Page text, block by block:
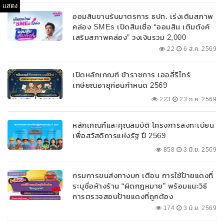
แสดง
ออมสินขานรับมาตรการ ธปท. เร่งเติมสภาพ
คล่อง SMEs เปิดสินเชื่อ “ออมสิน เติมตังค์
เสริมสภาพคล่อง” วงเงินรวม 2,000
ลบ.สนับสนุนเงินทุนหมุนเวียนวงเงินกู้สูงสุด
22 6 ส.ค. 2569
เปิดหลักเกณฑ์ ข้าราชการ เออลี่รีไทร์
เกษียณอายุก่อนกำหนด 2569
223 23 ก.ค. 2569
หลักเกณฑ์และคุณสมบัติ โครงการลงทะเบียน
เพื่อสวัสดิการแห่งรัฐ ปี 2569
858 3 มิ.ย. 2569
กรมการขนส่งทางบก เตือน การใช้ป้ายแดงที่
ระบุชื่อห้างร้าน “ผิดกฎหมาย” พร้อมแนะวิธี
การตรวจสอบป้ายแดงที่ถูกต้อง
174 3 มิ.ย. 2569